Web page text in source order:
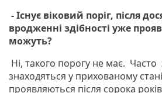
- Існує віковий поріг, після
вродженні здібності уже
можуть?
Ні, такого порогу не має. Часто
знаходяться у прихованому
проявляються після сорока